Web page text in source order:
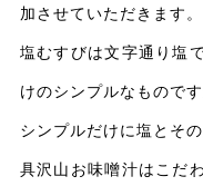
加させていただきます。
塩むすびは文字通り塩
けのシンプルなもので
シンプルだけに塩とそ
具沢山お味噌汁はこだ